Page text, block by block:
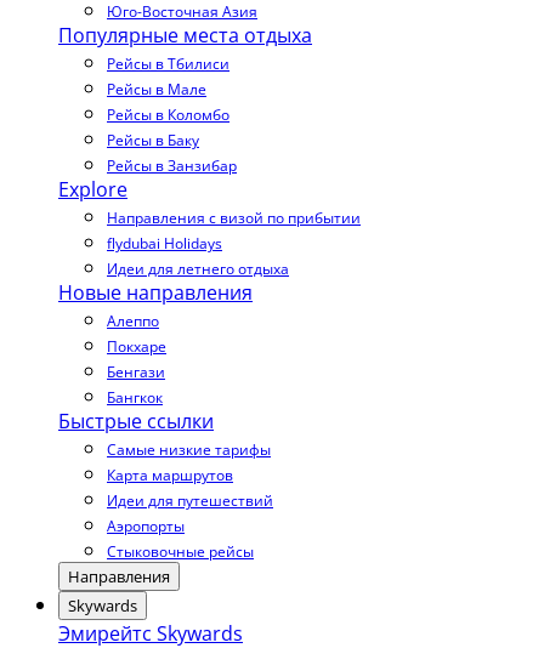
Юго-Восточная Азия
Популярные места отдыха
Рейсы в Тбилиси
Рейсы в Мале
Рейсы в Коломбо
Рейсы в Баку
Рейсы в Занзибар
Explore
Направления с визой по прибытии
flydubai Holidays
Идеи для летнего отдыха
Новые направления
Алеппо
Покхаре
Бенгази
Бангкок
Быстрые ссылки
Самые низкие тарифы
Карта маршрутов
Идеи для путешествий
Аэропорты
Стыковочные рейсы
Направления
Skywards
Эмирейтс Skywards